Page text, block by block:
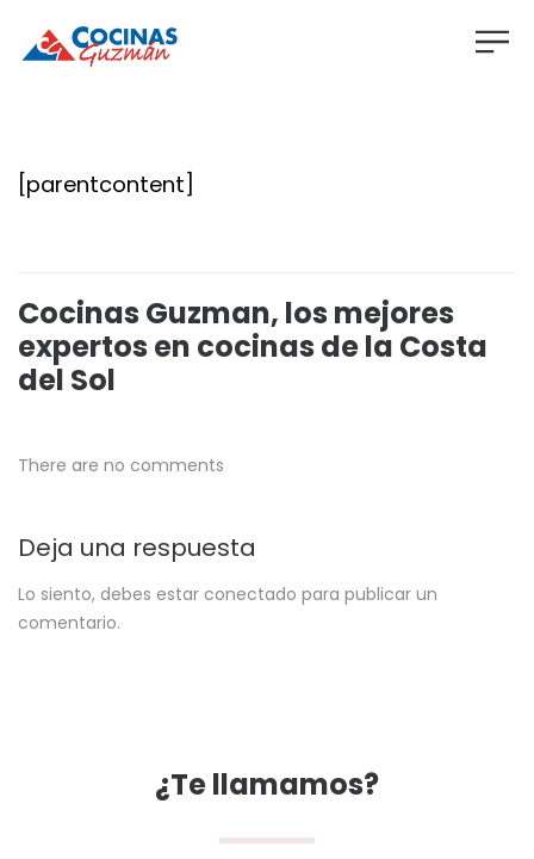
[parentcontent]
Cocinas Guzman, los mejores
expertos en cocinas de la Costa
del Sol
There are no comments
Deja una respuesta
Lo siento, debes estar conectado para publicar un
comentario.
¿Te llamamos?